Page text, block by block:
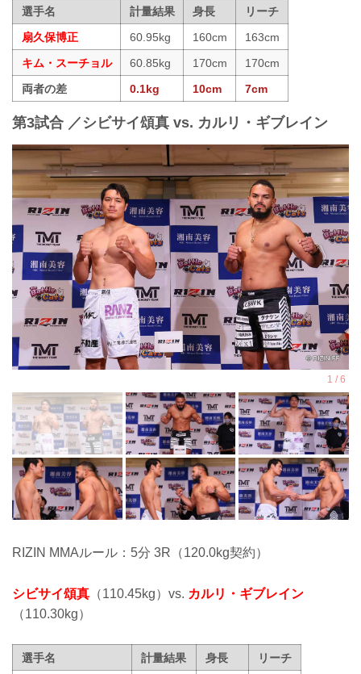
選手名 計量結果 身長
リーチ
扇久保博正
60.95kg 160cm
163cm
キム・スーチョル
60.85kg 170cm
170cm
両者の差
0.1kg 10cm 7cm
第3試合 ／シビサイ頌真 vs. カルリ・ギブレイン
RIZIN MMAルール：5分 3R（120.0kg契約）
シビサイ頌真 （110.45kg）vs. カルリ・ギブレイン
（110.30kg）
選手名 計量結果 身長 リーチ